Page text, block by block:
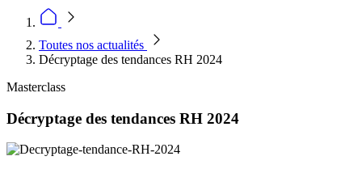
Toutes nos actualités
Décryptage des tendances RH 2024
Masterclass
Décryptage des tendances RH 2024